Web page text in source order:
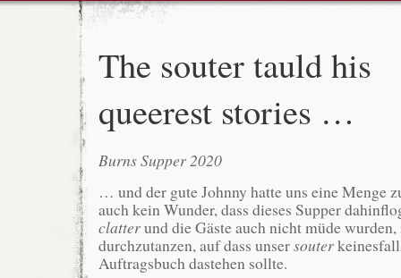
The souter tauld his
queerest stories …
Burns Supper 2020
… und der gute Johnny hatte uns eine Menge
auch kein Wunder, dass dieses Supper
clatterund die Gäste auch nicht müde
durchzutanzen, auf dass unsersouter
Auftragsbuch dastehen sollte.